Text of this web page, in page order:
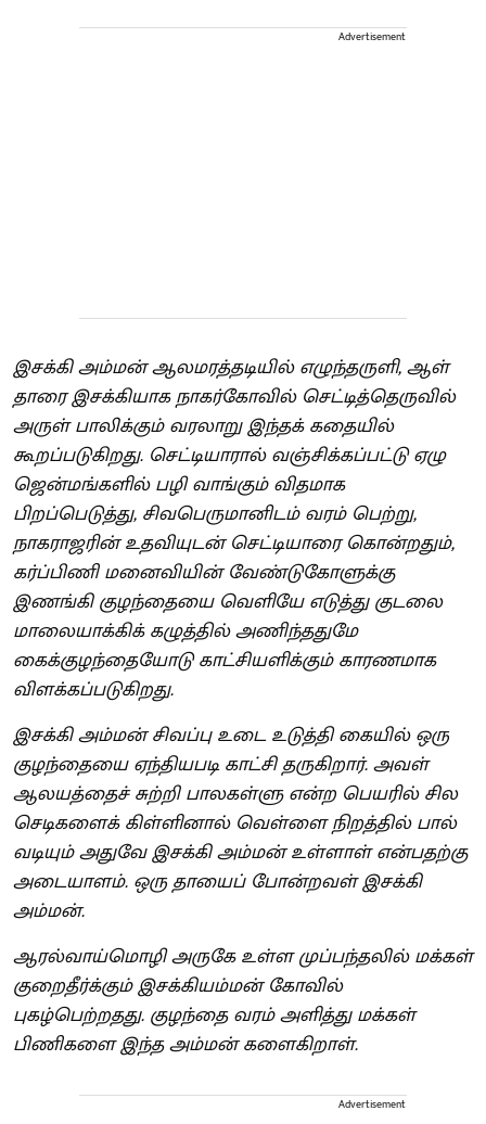
Advertisement
இசக்கி அம்மன் ஆலமரத்தடியில் எழுந்தருளி, ஆள்
தாரை இசக்கியாக நாகர்கோவில் செட்டித்தெருவில்
அருள் பாலிக்கும் வரலாறு இந்தக் கதையில்
கூறப்படுகிறது. செட்டியாரால் வஞ்சிக்கப்பட்டு ஏழு
ஜென்மங்களில் பழி வாங்கும் விதமாக
பிறப்பெடுத்து, சிவபெருமானிடம் வரம் பெற்று,
நாகராஜரின் உதவியுடன் செட்டியாரை கொன்றதும்,
கர்ப்பிணி மனைவியின் வேண்டுகோளுக்கு
இணங்கி குழந்தையை வெளியே எடுத்து குடலை
மாலையாக்கிக் கழுத்தில் அணிந்ததுமே
கைக்குழந்தையோடு காட்சியளிக்கும் காரணமாக
விளக்கப்படுகிறது.
இசக்கி அம்மன் சிவப்பு உடை உடுத்தி கையில் ஒரு
குழந்தையை ஏந்தியபடி காட்சி தருகிறார். அவள்
ஆலயத்தைச் சுற்றி பாலகள்ளு என்ற பெயரில் சில
செடிகளைக் கிள்ளினால் வெள்ளை நிறத்தில் பால்
வடியும்‌ அதுவே இசக்கி அம்மன் உள்ளாள் என்பதற்கு
அடையாளம். ஒரு தாயைப் போன்றவள் இசக்கி
அம்மன்.
ஆரல்வாய்மொழி அருகே உள்ள முப்பந்தலில் மக்கள்
குறைதீர்க்கும் இசக்கியம்மன் கோவில்
புகழ்பெற்றதது. குழந்தை வரம் அளித்து மக்கள்
பிணிகளை இந்த அம்மன் களைகிறாள்.
Advertisement